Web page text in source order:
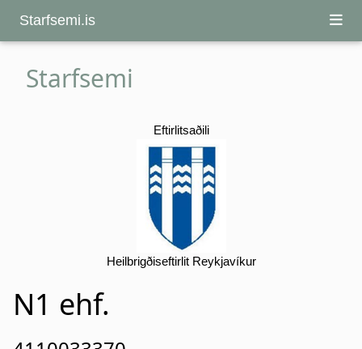
Starfsemi.is
Starfsemi
Eftirlitsaðili
Heilbrigðiseftirlit Reykjavíkur
N1 ehf.